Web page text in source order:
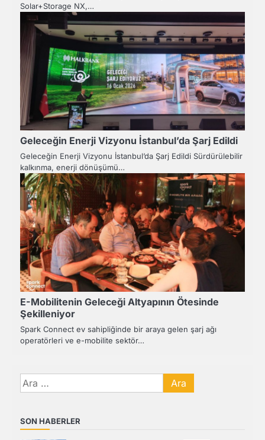
Solar+Storage NX,…
Geleceğin Enerji Vizyonu İstanbul’da Şarj Edildi
Geleceğin Enerji Vizyonu İstanbul’da Şarj Edildi Sürdürülebilir
kalkınma, enerji dönüşümü…
E-Mobilitenin Geleceği Altyapının Ötesinde
Şekilleniyor
Spark Connect ev sahipliğinde bir araya gelen şarj ağı
operatörleri ve e-mobilite sektör…
Arama:
SON HABERLER